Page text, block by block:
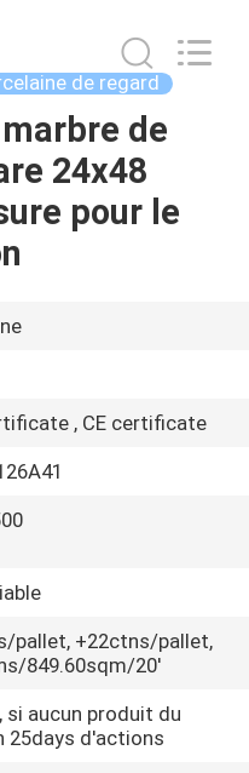
de regard
de
24x48
pour le
, CE certificate
pallet, +22ctns/pallet,
849.60sqm/20'
si aucun produit du
25days d'actions